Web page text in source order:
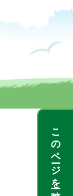
このページを一時保存する